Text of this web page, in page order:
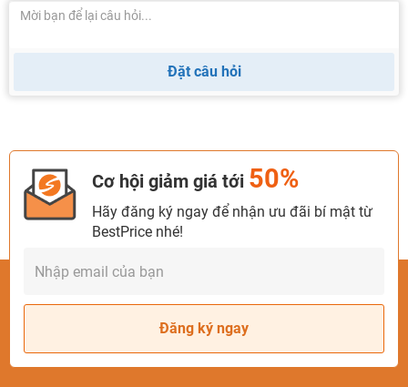
Đặt câu hỏi
Cơ hội giảm giá tới 50%
Hãy đăng ký ngay để nhận ưu đãi bí mật từ
BestPrice nhé!
Đăng ký ngay